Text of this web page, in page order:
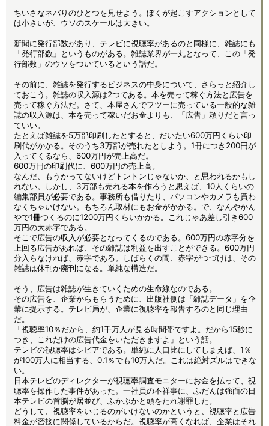
ちいさなネバりのひとつを見せよう。ぼくが起こすアクションとして
は小さいが、ウソのスケールは大きい。
新聞に発行部数があり、テレビに視聴率があるのと同様に、雑誌にも
「発行部数」というものがある。雑誌業界が一丸となって、この「発
行部数」のウソをついているという話だ。
その前に、雑誌を発行するビジネスの中身について、さらっと紹介し
ておこう。雑誌の収入源は2つである。本を売って稼ぐ方法と広告を
売って稼ぐ方法だ。さて、本屋さんでフツーに売っている一般的な雑
誌の収入源は、本を売って稼いだお金よりも、「広告」頼りだと言っ
ていい。
たとえば雑誌を5万部印刷したとすると、だいたい600万円くらい印
刷代がかかる。そのうち3万部が売れたとしよう。1冊につき200円が
入ってくるなら、600万円が売上高だ。
600万円の印刷代に、600万円の売上高。
なんだ、もうかってないけどトントンじゃないか、と思われるかもし
れない。しかし、3万部も売れる本を作ろうと思えば、10人くらいの
編集部員が必要である。事務所も借りたり、パソコンやカメラも買わ
なくちゃいけない。もちろん取材にもお金がかかる。で、なんやかん
やで1冊つくるのに1200万円くらいかかる。これじゃあ差し引き600
万円の大赤字である。
そこで広告の収入が必要となってくるのである。600万円の赤字分を
上回る広告があれば、その雑誌は利益を出すことができる。600万円
分入らなければ、赤字である。しばらくの間、赤字がつづけは、その
雑誌は休刊か廃刊になる。単純な構造だ。
そう、広告は雑誌が生きていくための生命線なのである。
その広告を、企業からもらうために、出版社側は「雑誌データ」を企
業に提示する。テレビ局が、企業に視聴率を報告するのと同じ理由
だ。
「視聴率10％だから、約1千万人が見る時間帯ですよ。だから15秒に
つき、これだけの広告代金をいただきますよ」という話。
テレビの視聴率はシビアである。単純に人口比にしてしまえば、1％
が100万人に相当する、0.1％でも10万人だ。これは絶対ズルはできな
い。
日本テレビのディレクターが視聴率調査モニターにお金を払って、視
聴率を操作した事件があった。一社員の不祥事に、ふだんは強面の日
本テレビの首脳が居並び、ふかぶかと頭をたれ謝罪した。
どうして、視聴率をいじるのがいけないのかというと、視聴率と広告
料金が密接に関係しているからだ。視聴率が高くなれば、企業はそれ